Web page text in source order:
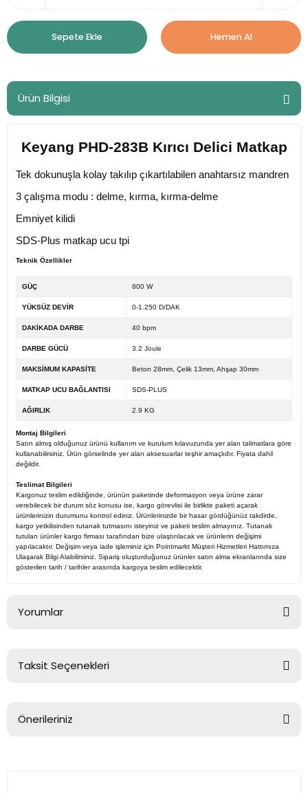
Sepete Ekle Hemen Al
Ürün Bilgisi
Keyang PHD-283B Kırıcı Delici Matkap
Tek dokunuşla kolay takılıp çıkartılabilen anahtarsız mandren
3 çalışma modu : delme, kırma, kırma-delme
Emniyet kilidi
SDS-Plus matkap ucu tpi
Teknik Özellikler
GÜÇ 800 W
YÜKSÜZ DEVİR 0-1.250 D/DAK
DAKİKADA DARBE 40 bpm
DARBE GÜCÜ 3.2 Joule
MAKSİMUM KAPASİTE Beton 28mm, Çelik 13mm, Ahşap 30mm
MATKAP UCU BAĞLANTISI SDS-PLUS
AĞIRLIK 2.9 KG
Montaj Bilgileri
Satın almış olduğunuz ürünü kullanım ve kurulum kılavuzunda yer alan talimatlara göre
kullanabilirsiniz. Ürün görselinde yer alan aksesuarlar teşhir amaçlıdır. Fiyata dahil
değildir.
Teslimat Bilgileri
Kargonuz teslim edildiğinde, ürünün paketinde deformasyon veya ürüne zarar
verebilecek bir durum söz konusu ise, kargo görevlisi ile birlikte paketi açarak
ürünlerinizin durumunu kontrol ediniz. Ürünlerinizde bir hasar gördüğünüz takdirde,
kargo yetkilisinden tutanak tutmasını isteyiniz ve paketi teslim almayınız. Tutanak
tutulan ürünler kargo firması tarafından bize ulaştırılacak ve ürünlerin değişimi
yapılacaktır. Değişim veya iade işleminiz için Pointmarkt Müşteri Hizmetleri Hattımıza
Ulaşarak Bilgi Alabilirsiniz. Sipariş oluşturduğunuz ürünler satın alma ekranlarında size
gösterilen tarih / tarihler arasında kargoya teslim edilecektir.
Yorumlar
Taksit Seçenekleri
Önerileriniz